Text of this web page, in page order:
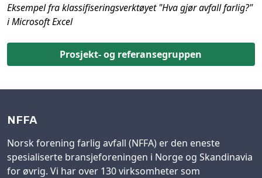
Eksempel fra klassifiseringsverktøyet "Hva gjør avfall farlig?"
i Microsoft Excel
Prosjekt- og referansegruppen
NFFA
Norsk forening farlig avfall (NFFA) er den eneste
spesialiserte bransjeforeningen i Norge og Skandinavia
for øvrig. Vi har over 130 virksomheter som